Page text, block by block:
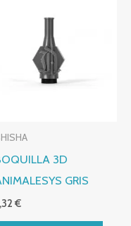
3D
GRIS
€